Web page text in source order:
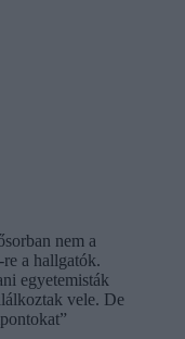
nem a
a hallgatók.
egyetemisták
vele. De